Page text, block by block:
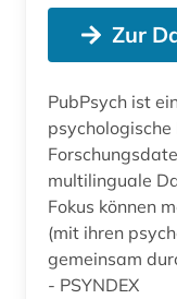
Zur
PubPsych ist
multilinguale
Fokus können
(mit ihren
gemeinsam
- PSYNDEX